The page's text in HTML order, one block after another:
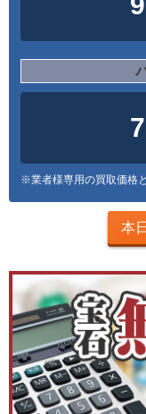
※業者様専用の買取価格と
本